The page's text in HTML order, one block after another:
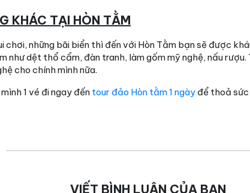
KHÁC TẠI HÒN TẰM
chơi, những bãi biển thì đến với Hòn Tằm bạn sẽ được
như dệt thổ cẩm, đàn tranh, làm gốm mỹ nghệ, nấu
cho chính mình nữa.
1 vé đi ngay đến tour đảo Hòn tằm 1 ngày để thoả
VIẾT BÌNH LUẬN CỦA BẠN